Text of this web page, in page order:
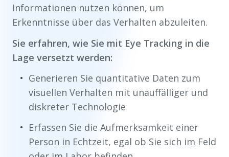
Informationen nutzen können, um
Erkenntnisse über das Verhalten abzuleiten.
Sie erfahren, wie Sie mit Eye Tracking in die
Lage versetzt werden:
Generieren Sie quantitative Daten zum
visuellen Verhalten mit unauffälliger und
diskreter Technologie
Erfassen Sie die Aufmerksamkeit einer
Person in Echtzeit, egal ob Sie sich im Feld